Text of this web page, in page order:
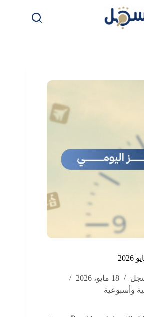
18 مايو، 2026
وأسبوعية